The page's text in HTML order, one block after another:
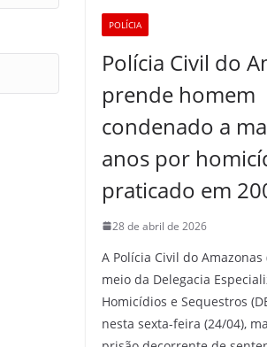
POLÍCIA
Polícia Civil do
prende homem
condenado a
anos por
praticado em
28 de abril de 2026
A Polícia Civil do Amazonas
meio da Delegacia
Homicídios e Sequestros
nesta sexta-feira (24/04),